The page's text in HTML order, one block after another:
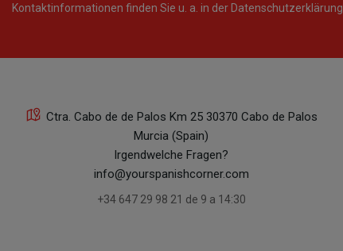
Kontaktinformationen finden Sie u. a. in der Datenschutzerklärung.
Ctra. Cabo de de Palos Km 25 30370 Cabo de Palos
Murcia (Spain)
Irgendwelche Fragen?
info@yourspanishcorner.com
+34 647 29 98 21 de 9 a 14:30